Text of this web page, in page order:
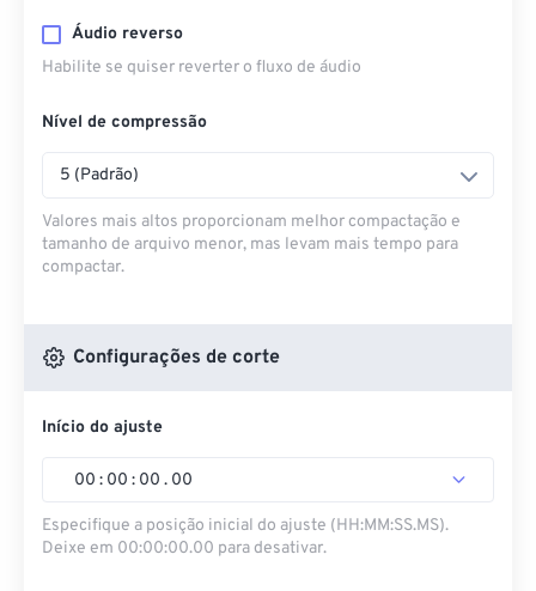
Áudio reverso
Habilite se quiser reverter o fluxo de áudio
Nível de compressão
5 (Padrão)
Valores mais altos proporcionam melhor compactação e
tamanho de arquivo menor, mas levam mais tempo para
compactar.
Configurações de corte
Início do ajuste
00 : 00 : 00 . 00
Especifique a posição inicial do ajuste (HH:MM:SS.MS).
Deixe em 00:00:00.00 para desativar.